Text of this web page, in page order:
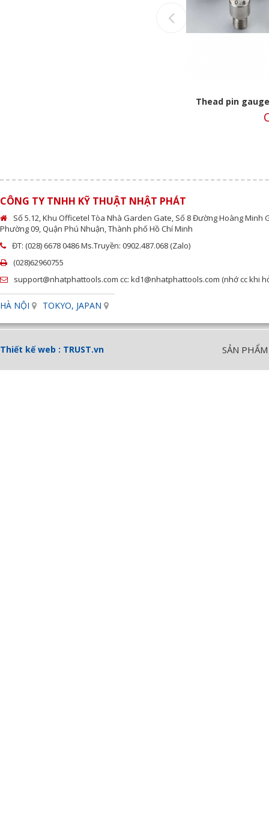
Previous
Thead pin
CÔNG TY TNHH KỸ THUẬT NHẬT PHÁT
Số 5.12, Khu Officetel Tòa Nhà Garden Gate, Số 8 Đường Hoàng Minh
Phường 09, Quận Phú Nhuận, Thành phố Hồ Chí Minh
ĐT: (028) 6678 0486 Ms.Truyền: 0902.487.068 (Zalo)
(028)62960755
support@nhatphattools.com cc: kd1@nhatphattools.com (nhớ cc khi
HÀ NỘI TOKYO, JAPAN
Thiết kế web : TRUST.vn SẢN PHẨM